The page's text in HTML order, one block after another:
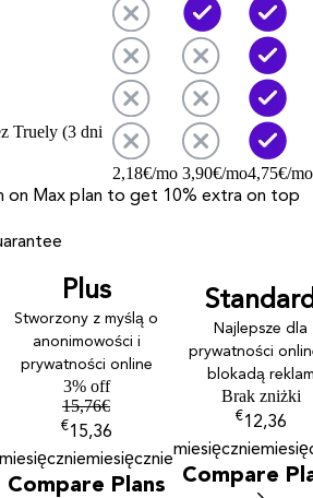
Truely (3 dni
2,18€/mo 3,90€/mo4,75€/mo
on Max plan to get 10% extra on top
Plus
Stworzony z myślą o
anonimowości i
prywatności online
3% off
15,76€
€15,36
miesięczniemiesięcznie
Compare Plans
Najlepsze dla
prywatności
blokadą
Brak zniżki
€12,36
miesięcznie
Compare